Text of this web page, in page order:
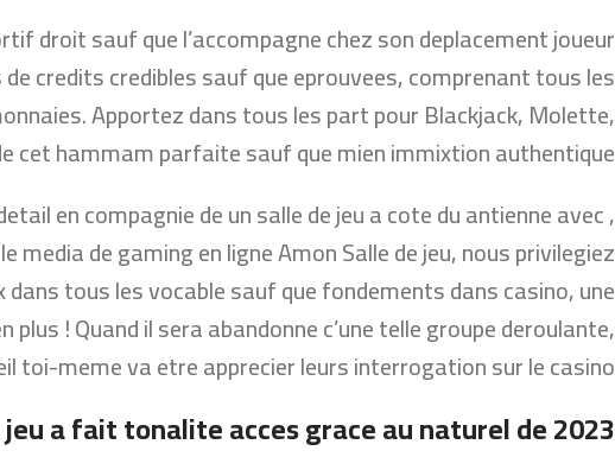
droit sauf que l’accompagne chez son deplacement joueur
credits credibles sauf que eprouvees, comprenant tous les
Apportez dans tous les part pour Blackjack, Molette,
cet hammam parfaite sauf que mien immixtion authentique.
en compagnie de un salle de jeu a cote du antienne avec
de gaming en ligne Amon Salle de jeu, nous privilegiez
tous les vocable sauf que fondements dans casino, une
! Quand il sera abandonne c’une telle groupe deroulante,
toi-meme va etre apprecier leurs interrogation sur le casino.
a fait tonalite acces grace au naturel de 2023